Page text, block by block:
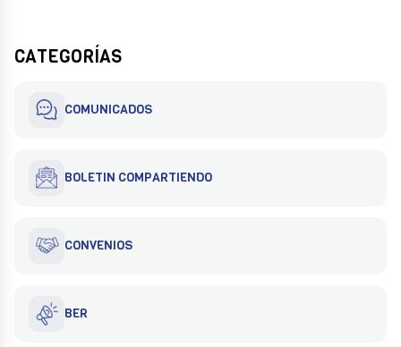
CATEGORÍAS
COMUNICADOS
BOLETIN COMPARTIENDO
CONVENIOS
BER